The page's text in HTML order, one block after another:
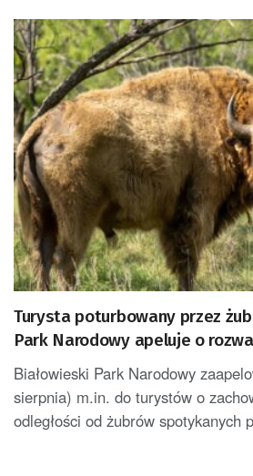
Turysta poturbowany przez
Park Narodowy apeluje o
Białowieski Park Narodowy
sierpnia) m.in. do turystów o
odległości od żubrów spotykanych